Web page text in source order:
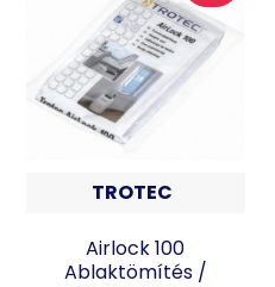
TROTEC
Airlock 100
Ablaktömítés /